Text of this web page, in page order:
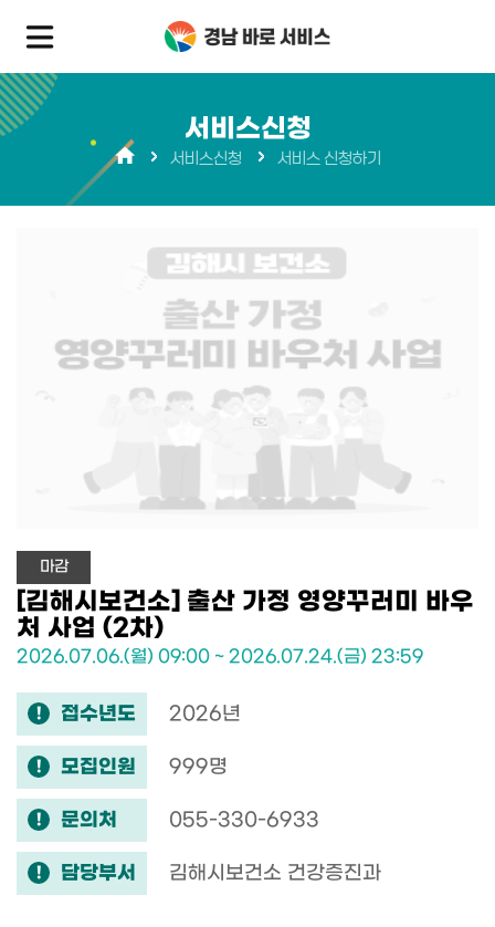
서비스신청
서비스신청 서비스 신청하기
마감
[김해시보건소] 출산 가정 영양꾸러미 바우
처 사업 (2차)
2026.07.06.(월) 09:00 ~ 2026.07.24.(금) 23:59
접수년도 2026년
모집인원 999명
문의처 055-330-6933
담당부서 김해시보건소 건강증진과